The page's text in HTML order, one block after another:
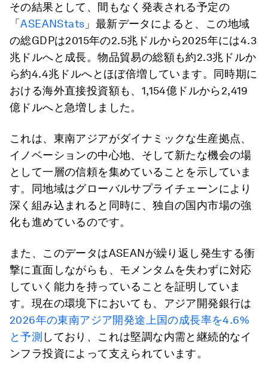
その結果として、間もなく発表される予定の
「ASEANStats 」最新データによると、この地域
の総GDPは2015年の2.5兆ドルから2025年には4.3
兆ドルへと成長。物品貿易の総額も約2.3兆ドルか
ら約4.4兆ドルへとほぼ倍増しています。同時期に
おける海外直接投資額も、1,154億ドルから2,419
億ドルへと急増しました。
これは、東南アジアがダイナミックな生産拠点、
イノベーションの中心地、そして新たな機会の場
として一層の信頼を集めていることを示していま
す。同地域はグローバルサプライチェーンにより
深く組み込まれると同時に、独自の国内市場の強
化も進めているのです。
また、このデータはASEANが繰り返し発生する衝
撃に直面しながらも、モメンタムを失わずに対応
していく能力を持っていることを証明していま
す。現在の環境下においても、アジア開発銀行は
2026年の東南アジア開発途上国の成長率を4.6%
と予測 しており、これは堅調な内需と継続的なイ
ンフラ投資によって支えられています。